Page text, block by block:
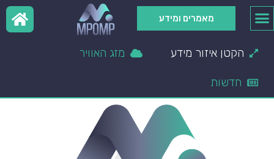
מאמרים ומידע
הקטן איזור מידע מזג האוויר
חדשות
API key not valid, or not yet activated. If you recently
signed up for an account or created this key, please
allow up to 30 minutes for key to activate.